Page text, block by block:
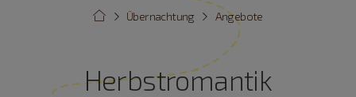
Angebote
Übernachtung
Herbstromantik